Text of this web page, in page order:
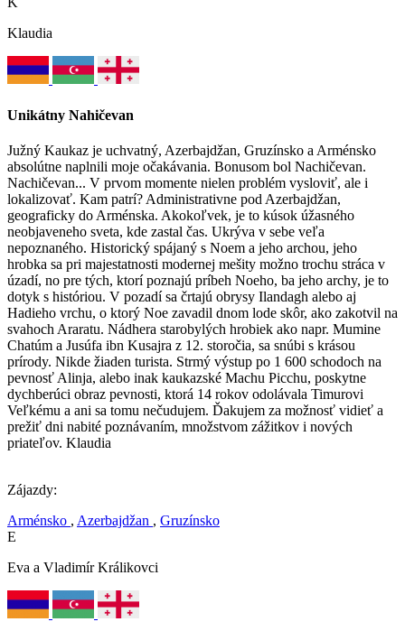
Klaudia
Unikátny Nahičevan
Južný Kaukaz je uchvatný, Azerbajdžan, Gruzínsko a Arménsko
absolútne naplnili moje očakávania. Bonusom bol Nachičevan.
Nachičevan... V prvom momente nielen problém vysloviť, ale i
lokalizovať. Kam patrí? Administrativne pod Azerbajdžan,
geograficky do Arménska. Akokoľvek, je to kúsok úžasného
neobjaveneho sveta, kde zastal čas. Ukrýva v sebe veľa
nepoznaného. Historický spájaný s Noem a jeho archou, jeho
hrobka sa pri majestatnosti modernej mešity možno trochu stráca v
úzadí, no pre tých, ktorí poznajú príbeh Noeho, ba jeho archy, je to
dotyk s históriou. V pozadí sa črtajú obrysy Ilandagh alebo aj
Hadieho vrchu, o ktorý Noe zavadil dnom lode skôr, ako zakotvil na
svahoch Araratu. Nádhera starobylých hrobiek ako napr. Mumine
Chatúm a Jusúfa ibn Kusajra z 12. storočia, sa snúbi s krásou
prírody. Nikde žiaden turista. Strmý výstup po 1 600 schodoch na
pevnosť Alinja, alebo inak kaukazské Machu Picchu, poskytne
dychberúci obraz pevnosti, ktorá 14 rokov odolávala Timurovi
Veľkému a ani sa tomu nečudujem. Ďakujem za možnosť vidieť a
prežiť dni nabité poznávaním, množstvom zážitkov i nových
priateľov. Klaudia
Zájazdy:
Arménsko , Azerbajdžan , Gruzínsko
E
Eva a Vladimír Králikovci